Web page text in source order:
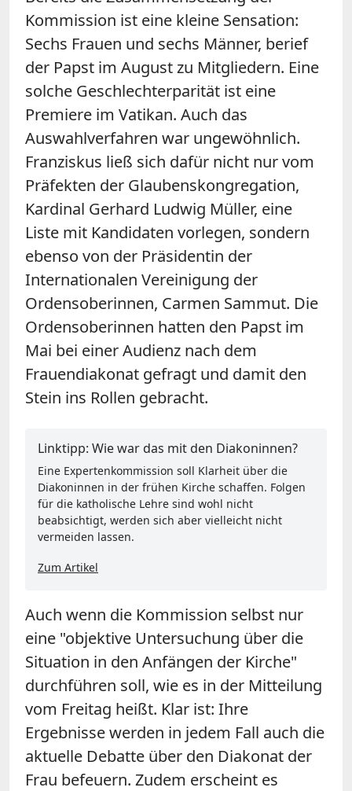
Kommission ist eine kleine Sensation:
Sechs Frauen und sechs Männer, berief
der Papst im August zu Mitgliedern. Eine
solche Geschlechterparität ist eine
Premiere im Vatikan. Auch das
Auswahlverfahren war ungewöhnlich.
Franziskus ließ sich dafür nicht nur vom
Präfekten der Glaubenskongregation,
Kardinal Gerhard Ludwig Müller, eine
Liste mit Kandidaten vorlegen, sondern
ebenso von der Präsidentin der
Internationalen Vereinigung der
Ordensoberinnen, Carmen Sammut. Die
Ordensoberinnen hatten den Papst im
Mai bei einer Audienz nach dem
Frauendiakonat gefragt und damit den
Stein ins Rollen gebracht.
Linktipp: Wie war das mit den Diakoninnen?
Eine Expertenkommission soll Klarheit über die
Diakoninnen in der frühen Kirche schaffen. Folgen
für die katholische Lehre sind wohl nicht
beabsichtigt, werden sich aber vielleicht nicht
vermeiden lassen.
Zum Artikel
Auch wenn die Kommission selbst nur
eine "objektive Untersuchung über die
Situation in den Anfängen der Kirche"
durchführen soll, wie es in der Mitteilung
vom Freitag heißt. Klar ist: Ihre
Ergebnisse werden in jedem Fall auch die
aktuelle Debatte über den Diakonat der
Frau befeuern. Zudem erscheint es